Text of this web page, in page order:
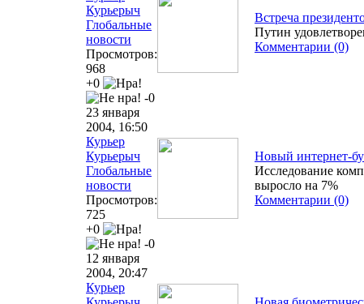
Курьерыч
Глобальные
новости
Просмотров:
968
+0
-0
Встреча
Путин
Комментарии (0)
23 января
2004, 16:50
Курьер
Курьерыч
Глобальные
новости
Просмотров:
725
+0
-0
Новый интернет-
Исследование
выросло на 7%
Комментарии (0)
12 января
2004, 20:47
Курьер